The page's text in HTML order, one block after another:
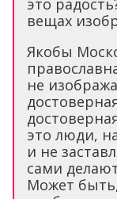
это
вещах
Якобы
не
это люди,
и не
сами
Может